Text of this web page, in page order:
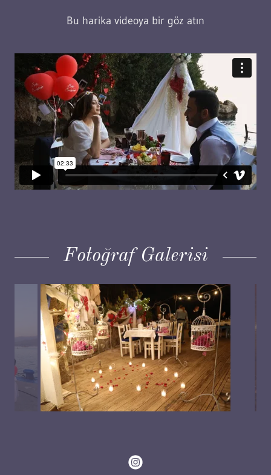
Bu harika videoya bir göz atın
Fotoğraf Galerisi